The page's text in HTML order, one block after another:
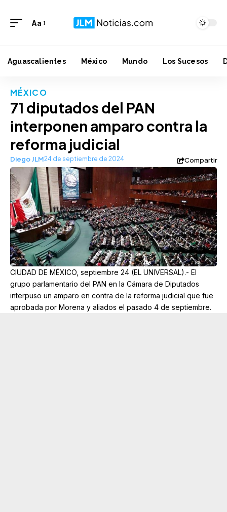
Aa
Aguascalientes México Mundo Los Sucesos
MÉXICO
71 diputados del PAN
interponen amparo contra la
reforma judicial
Diego JLM24 de septiembre de 2024 Compartir
CIUDAD DE MÉXICO, septiembre 24 (EL UNIVERSAL).- El
grupo parlamentario del PAN en la Cámara de Diputados
interpuso un amparo en contra de la reforma judicial que fue
aprobada por Morena y aliados el pasado 4 de septiembre.